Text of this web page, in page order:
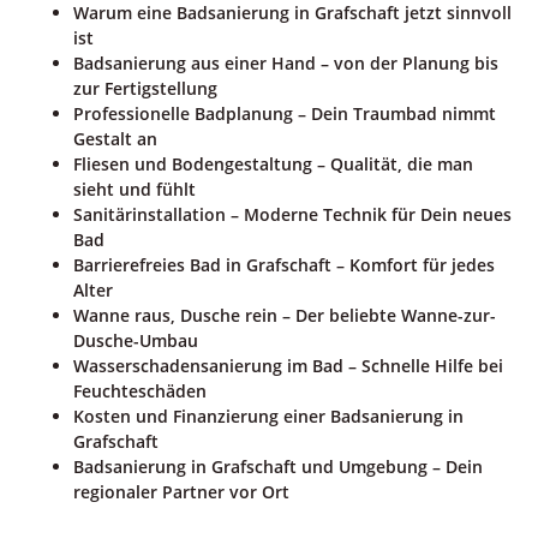
Warum eine Badsanierung in Grafschaft jetzt sinnvoll
ist
Badsanierung aus einer Hand – von der Planung bis
zur Fertigstellung
Professionelle Badplanung – Dein Traumbad nimmt
Gestalt an
Fliesen und Bodengestaltung – Qualität, die man
sieht und fühlt
Sanitärinstallation – Moderne Technik für Dein neues
Bad
Barrierefreies Bad in Grafschaft – Komfort für jedes
Alter
Wanne raus, Dusche rein – Der beliebte Wanne-zur-
Dusche-Umbau
Wasserschadensanierung im Bad – Schnelle Hilfe bei
Feuchteschäden
Kosten und Finanzierung einer Badsanierung in
Grafschaft
Badsanierung in Grafschaft und Umgebung – Dein
regionaler Partner vor Ort